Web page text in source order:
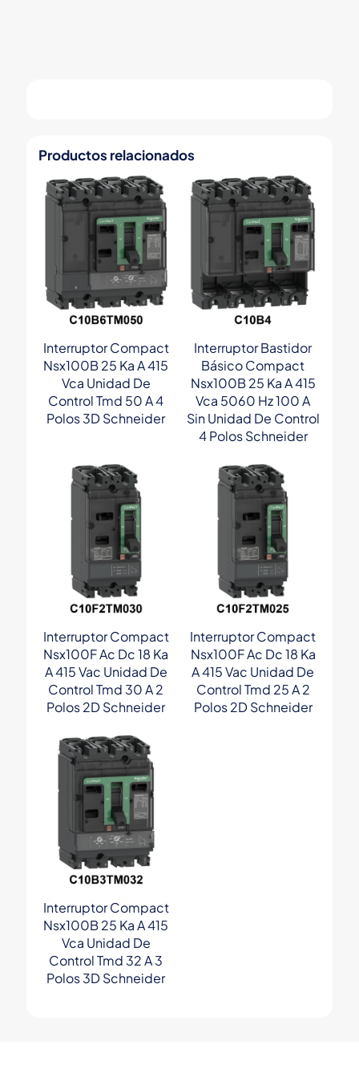
Productos relacionados
Interruptor Compact
Nsx100B 25 Ka A 415
Vca Unidad De
Control Tmd 50 A 4
Polos 3D Schneider
Interruptor Bastidor
Básico Compact
Nsx100B 25 Ka A 415
Vca 5060 Hz 100 A
Sin Unidad De Control
4 Polos Schneider
Interruptor Compact
Nsx100F Ac Dc 18 Ka
A 415 Vac Unidad De
Control Tmd 30 A 2
Polos 2D Schneider
Interruptor Compact
Nsx100F Ac Dc 18 Ka
A 415 Vac Unidad De
Control Tmd 25 A 2
Polos 2D Schneider
Interruptor Compact
Nsx100B 25 Ka A 415
Vca Unidad De
Control Tmd 32 A 3
Polos 3D Schneider